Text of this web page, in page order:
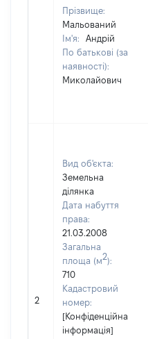
Прізвище:
Мальований
Ім'я:
Андрій
По батькові (за
наявності):
Миколайович
2
Вид об'єкта:
Земельна
ділянка
Дата набуття
права:
21.03.2008
Загальна
площа (м2):
710
Кадастровий
номер:
[Конфіденційна
інформація]